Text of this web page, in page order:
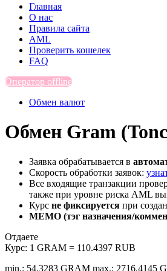
Главная
О нас
Правила сайта
AML
Проверить кошелек
FAQ
Оператор offline
Обмен валют
Обмен Gram
Заявка обрабатывается в
Скорость обработки заявок:
Все входящие транзакции
также при уровне риска AML
Курс не фиксируется при
MEMO (тэг назначения/
Отдаете
Курс: 1 GRAM = 110.4397 RUB
min.: 54.3283 GRAM max.: 2716.4145